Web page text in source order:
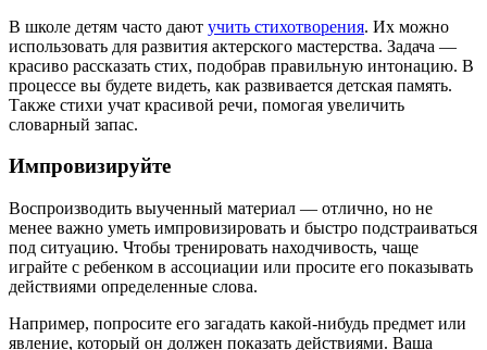
В школе детям часто дают учить стихотворения. Их можно
использовать для развития актерского мастерства. Задача —
красиво рассказать стих, подобрав правильную интонацию. В
процессе вы будете видеть, как развивается детская память.
Также стихи учат красивой речи, помогая увеличить
словарный запас.
Импровизируйте
Воспроизводить выученный материал — отлично, но не
менее важно уметь импровизировать и быстро подстраиваться
под ситуацию. Чтобы тренировать находчивость, чаще
играйте с ребенком в ассоциации или просите его показывать
действиями определенные слова.
Например, попросите его загадать какой-нибудь предмет или
явление, который он должен показать действиями. Ваша